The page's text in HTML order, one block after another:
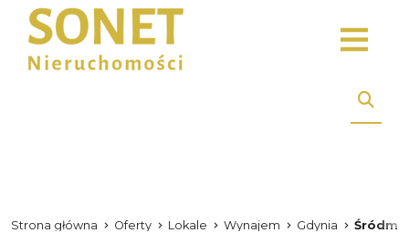
Strona główna Oferty Lokale Wynajem Gdynia